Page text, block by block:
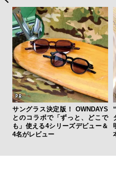
サングラス決定版！ OWNDAYS
とのコラボで「ずっと、どこで
も」使える4シリーズデビュー＆
4名がレビュー